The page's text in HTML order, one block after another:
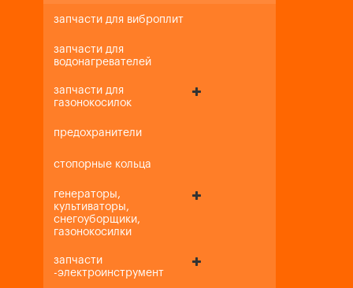
запчасти для виброплит
запчасти для
водонагревателей
запчасти для
газонокосилок
предохранители
стопорные кольца
генераторы,
культиваторы,
снегоуборщики,
газонокосилки
запчасти
-электроинструмент